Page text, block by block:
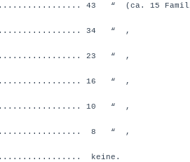
43 “ (ca. 15
34 “ ,
23 “ ,
16 “ ,
10 “ ,
8 “ ,
keine.